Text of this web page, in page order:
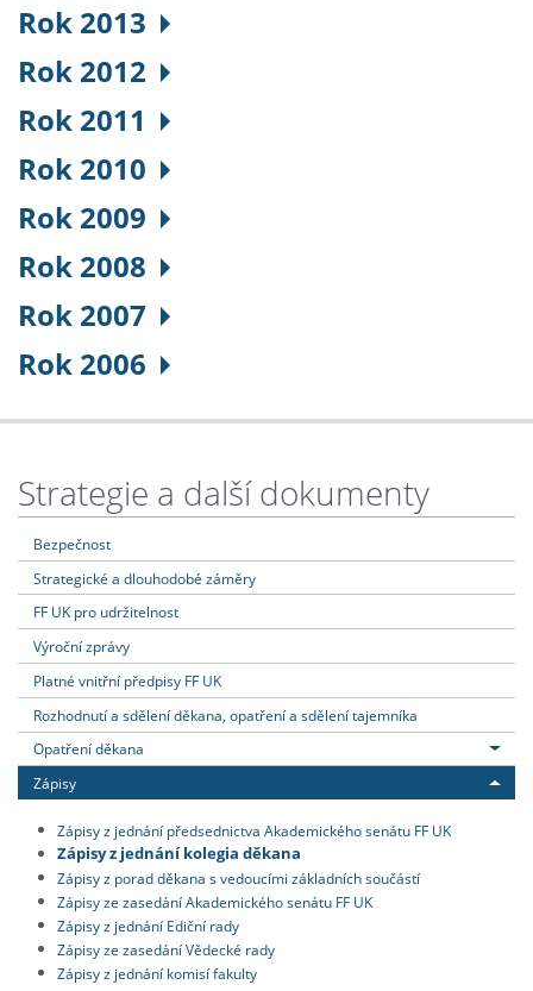
Rok 2013
Rok 2012
Rok 2011
Rok 2010
Rok 2009
Rok 2008
Rok 2007
Rok 2006
Strategie a další dokumenty
Bezpečnost
Strategické a dlouhodobé záměry
FF UK pro udržitelnost
Výroční zprávy
Platné vnitřní předpisy FF UK
Rozhodnutí a sdělení děkana, opatření a sdělení tajemníka
Opatření děkana
Zápisy
Zápisy z jednání předsednictva Akademického senátu FF UK
Zápisy z jednání kolegia děkana
Zápisy z porad děkana s vedoucími základních součástí
Zápisy ze zasedání Akademického senátu FF UK
Zápisy z jednání Ediční rady
Zápisy ze zasedání Vědecké rady
Zápisy z jednání komisí fakulty